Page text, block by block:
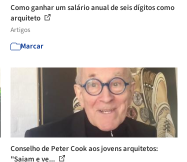
Como ganhar um salário anual de seis dígitos como
arquiteto
Artigos
Marcar
Conselho de Peter Cook aos jovens arquitetos:
"Saiam e ve...